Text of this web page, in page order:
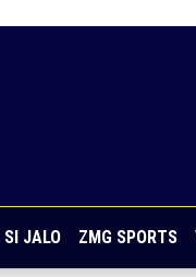
SI JALO ZMG SPORTS